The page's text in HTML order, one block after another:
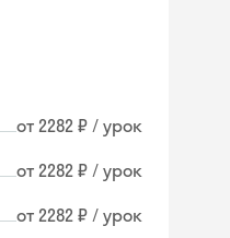
от 2282 ₽ / урок
от 2282 ₽ / урок
от 2282 ₽ / урок